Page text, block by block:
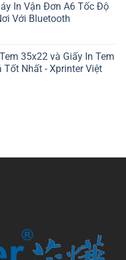
In Vận Đơn A6 Tốc Độ
Với Bluetooth
35x22 và Giấy In Tem
Tốt Nhất - Xprinter Việt